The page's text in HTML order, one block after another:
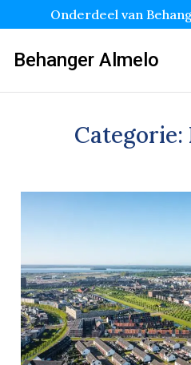
Onderdeel van
Behanger Almelo
Categorie: